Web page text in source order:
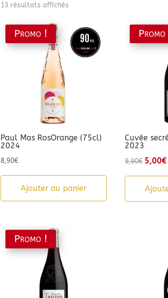
13 résultats affichés
popularité
Promo !
Paul Mas RosOrange (75cl)
2024
8,90€
Ajouter au panier
Promo
Cuvée
2023
9,90€ Le
initial
5,00€
Promo !